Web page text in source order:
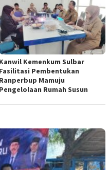
Kanwil Kemenkum Sulbar
Fasilitasi Pembentukan
Ranperbup Mamuju
Pengelolaan Rumah Susun